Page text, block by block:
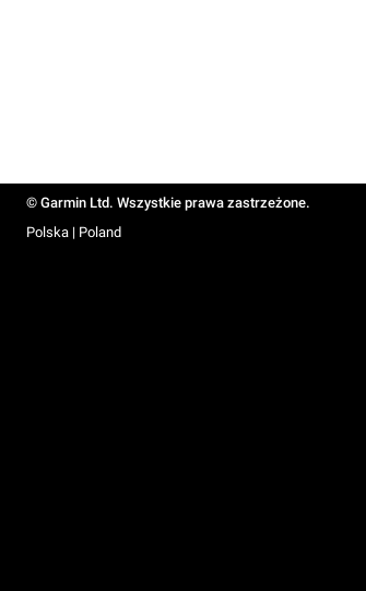
© Garmin Ltd. Wszystkie prawa zastrzeżone.
Polska | Poland